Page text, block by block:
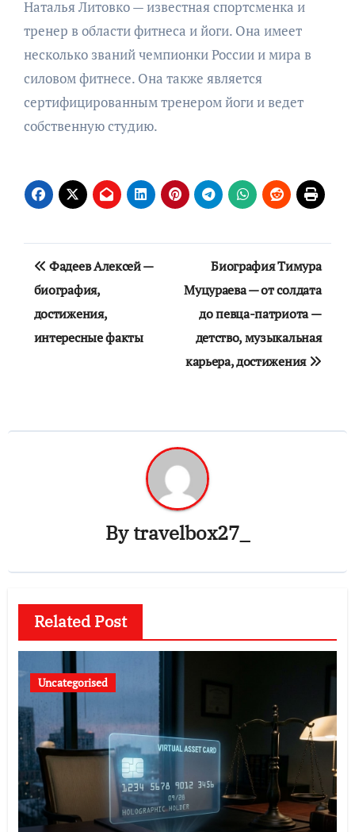
Наталья Литовко — известная спортсменка и
тренер в области фитнеса и йоги. Она имеет
несколько званий чемпионки России и мира в
силовом фитнесе. Она также является
сертифицированным тренером йоги и ведет
собственную студию.
Навигация
по
записям
Фадеев Алексей —
биография,
достижения,
интересные факты
Биография Тимура
Муцураева — от солдата
до певца-патриота —
детство, музыкальная
карьера, достижения
Bytravelbox27_
Related Post
Uncategorised